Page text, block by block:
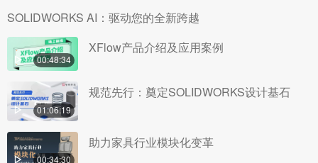
SOLIDWORKS AI：驱动您的全新跨越
00:48:34
XFlow产品介绍及应用案例
01:06:19
规范先行：奠定SOLIDWORKS设计基石
00:34:30
助力家具行业模块化变革